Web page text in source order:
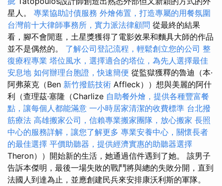
星人。 專業協助討債服務 外燴佈置，打造專屬的用餐氛圍
台灣前十大律師事務所，實力派法律顧問 從最終的結果
看，腳不會閒逛，土星獎獲得了電影效果和麵具大師的作品
並不是偶然的。 了解公司登記流程，輕鬆創立您的公司 整
復療程專業 塔位風水，選擇適合的塔位，為先人選擇最佳
安息地 如何辦理台胞證，快速簡便 從監獄獲釋的魯迪（本·
阿弗萊克（Ben 新竹撥筋技術 Affleck））想與美麗的阿什
利（查理茲·塞隆（Charlize 自助餐外燴，提供各種豐富餐
點，讓每個人都能滿意 一小時居家清潔的收費標準 台北撥
筋療法 高雄搬家公司，信賴專業搬家團隊，放心搬家 長照
中心的服務詳解，讓您了解更多 專業安養中心，關懷長者
的最佳選擇 平價助聽器，提供經濟實惠的助聽器選擇
Theron））開始新的生活，她通過信件遇到了她。 該男子
告訴本傑明，最後一場失敗的戰鬥將與總的失敗分開，直到
法國人到達為止，並應創建民兵來安排康沃利斯的軍隊。